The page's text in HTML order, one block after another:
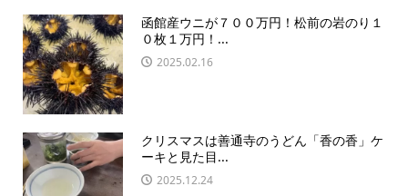
函館産ウニが７００万円！松前の岩のり１
０枚１万円！...
2025.02.16
クリスマスは善通寺のうどん「香の香」ケ
ーキと見た目...
2025.12.24